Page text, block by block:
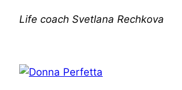
Life coach Svetlana Rechkova